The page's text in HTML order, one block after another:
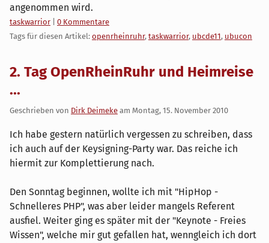
angenommen wird.
Kategorien:
taskwarrior
0 Kommentare
Tags für diesen Artikel: openrheinruhr, taskwarrior, ubcde11, ubucon
2. Tag OpenRheinRuhr und Heimreise
...
Geschrieben von Dirk Deimeke am Montag, 15. November 2010
Ich habe gestern natürlich vergessen zu schreiben, dass
ich auch auf der Keysigning-Party war. Das reiche ich
hiermit zur Komplettierung nach.
Den Sonntag beginnen, wollte ich mit "HipHop -
Schnelleres PHP", was aber leider mangels Referent
ausfiel. Weiter ging es später mit der "Keynote - Freies
Wissen", welche mir gut gefallen hat, wenngleich ich dort